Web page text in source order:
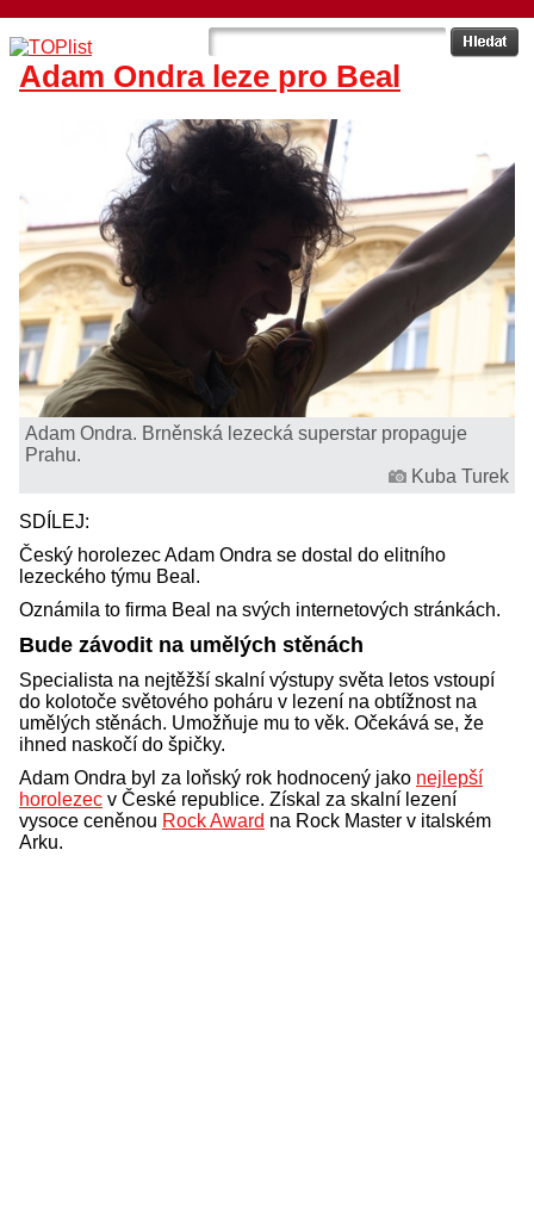
Adam Ondra leze pro Beal
Adam Ondra. Brněnská lezecká superstar propaguje
Prahu.
Kuba Turek
SDÍLEJ:
Český horolezec Adam Ondra se dostal do elitního
lezeckého týmu Beal.
Oznámila to firma Beal na svých internetových stránkách.
Bude závodit na umělých stěnách
Specialista na nejtěžší skalní výstupy světa letos vstoupí
do kolotoče světového poháru v lezení na obtížnost na
umělých stěnách. Umožňuje mu to věk. Očekává se, že
ihned naskočí do špičky.
Adam Ondra byl za loňský rok hodnocený jako nejlepší
horolezec v České republice. Získal za skalní lezení
vysoce ceněnou Rock Award na Rock Master v italském
Arku.